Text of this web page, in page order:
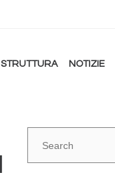
STRUTTURA NOTIZIE